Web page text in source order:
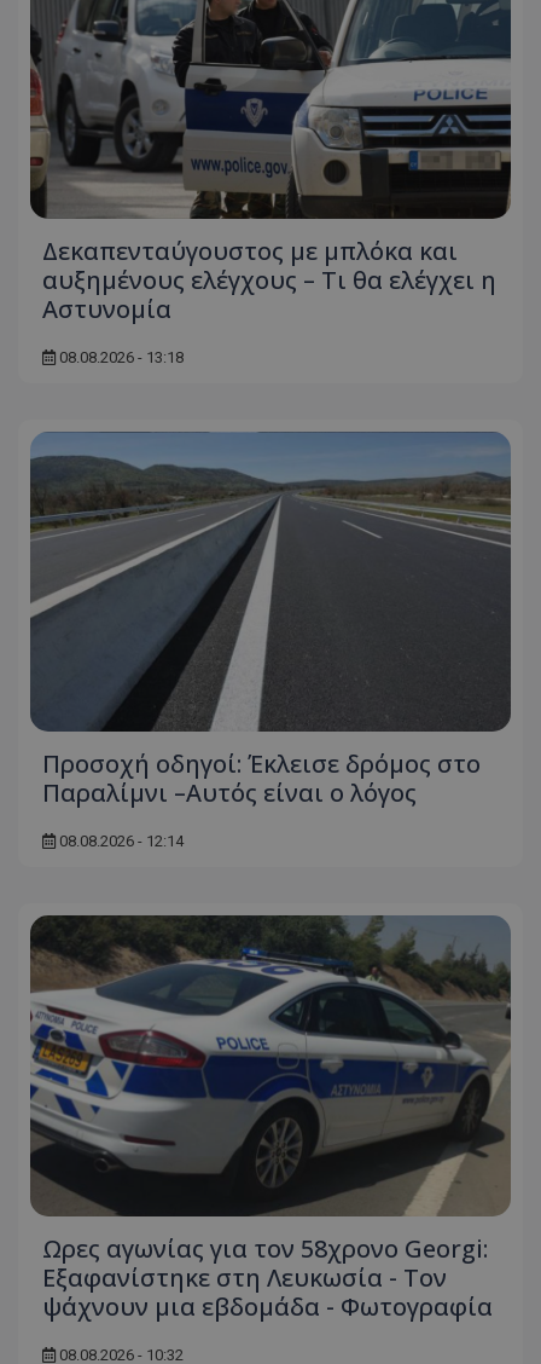
Δεκαπενταύγουστος με μπλόκα και
αυξημένους ελέγχους – Τι θα ελέγχει η
Αστυνομία
08.08.2026 - 13:18
Προσοχή οδηγοί: Έκλεισε δρόμος στο
Παραλίμνι –Αυτός είναι ο λόγος
08.08.2026 - 12:14
Ωρες αγωνίας για τον 58χρονο Georgi:
Εξαφανίστηκε στη Λευκωσία - Toν
ψάχνουν μια εβδομάδα - Φωτογραφία
08.08.2026 - 10:32